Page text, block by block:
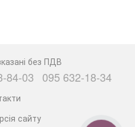
без ПДВ
84-03 095 632-18-34
сайту